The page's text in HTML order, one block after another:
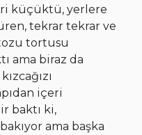
küçüktü, yerlere
tekrar tekrar ve
tortusu
ama biraz da
içeri
baktı ki,
ama başka